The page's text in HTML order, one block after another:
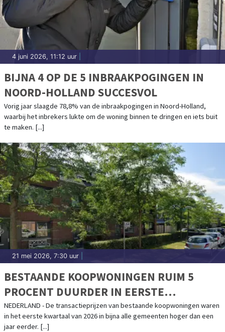
4 juni 2026, 11:12 uur
BIJNA 4 OP DE 5 INBRAAKPOGINGEN IN
NOORD-HOLLAND SUCCESVOL
Vorig jaar slaagde 78,8% van de inbraakpogingen in Noord-Holland,
waarbij het inbrekers lukte om de woning binnen te dringen en iets buit
te maken. [...]
21 mei 2026, 7:30 uur
BESTAANDE KOOPWONINGEN RUIM 5
PROCENT DUURDER IN EERSTE
KWARTAAL
NEDERLAND - De transactieprijzen van bestaande koopwoningen waren
in het eerste kwartaal van 2026 in bijna alle gemeenten hoger dan een
jaar eerder. [...]